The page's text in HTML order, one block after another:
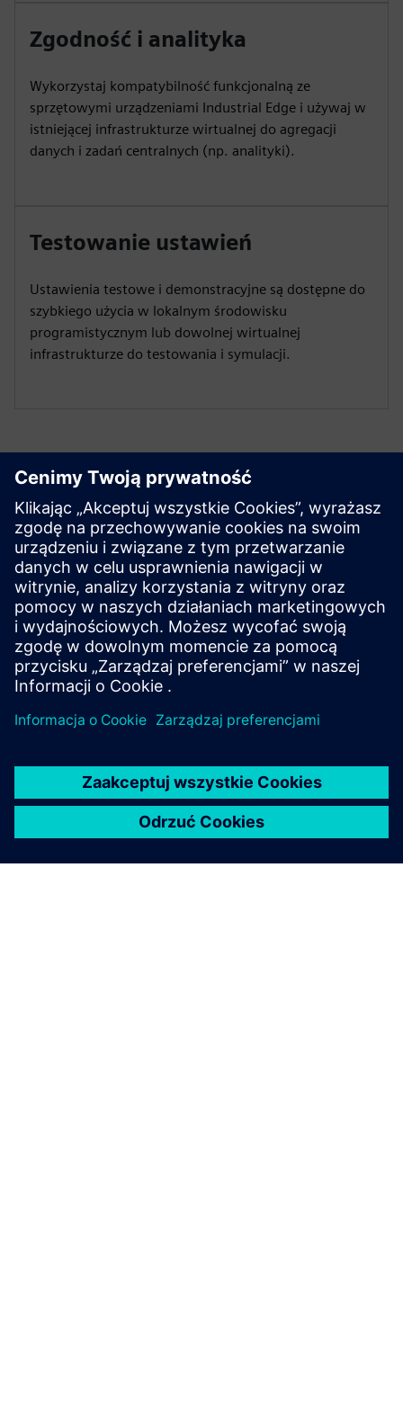
Zgodność i analityka
Wykorzystaj kompatybilność funkcjonalną ze
sprzętowymi urządzeniami Industrial Edge i używaj w
istniejącej infrastrukturze wirtualnej do agregacji
danych i zadań centralnych (np. analityki).
Testowanie ustawień
Ustawienia testowe i demonstracyjne są dostępne do
szybkiego użycia w lokalnym środowisku
programistycznym lub dowolnej wirtualnej
infrastrukturze do testowania i symulacji.
Zacznij pracę teraz
Skontaktuj się z nami